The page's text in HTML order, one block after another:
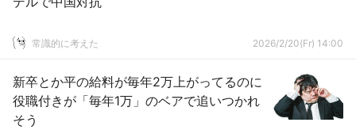
常識的に考えた 2026/2/20(Fr) 14:00
新卒とか平の給料が毎年2万上がってるのに
役職付きが「毎年1万」のベアで追いつかれ
そう